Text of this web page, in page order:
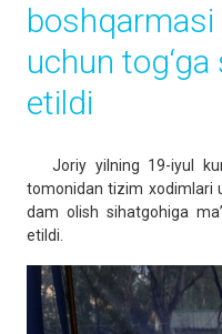
uchun
etildi
Joriy yilning 19-iyul
tomonidan tizim xodimlari
dam olish sihatgohiga
etildi.